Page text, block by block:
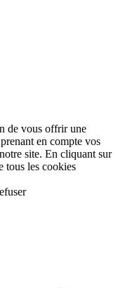
de vous offrir une
en compte vos
site. En cliquant sur
tous les cookies